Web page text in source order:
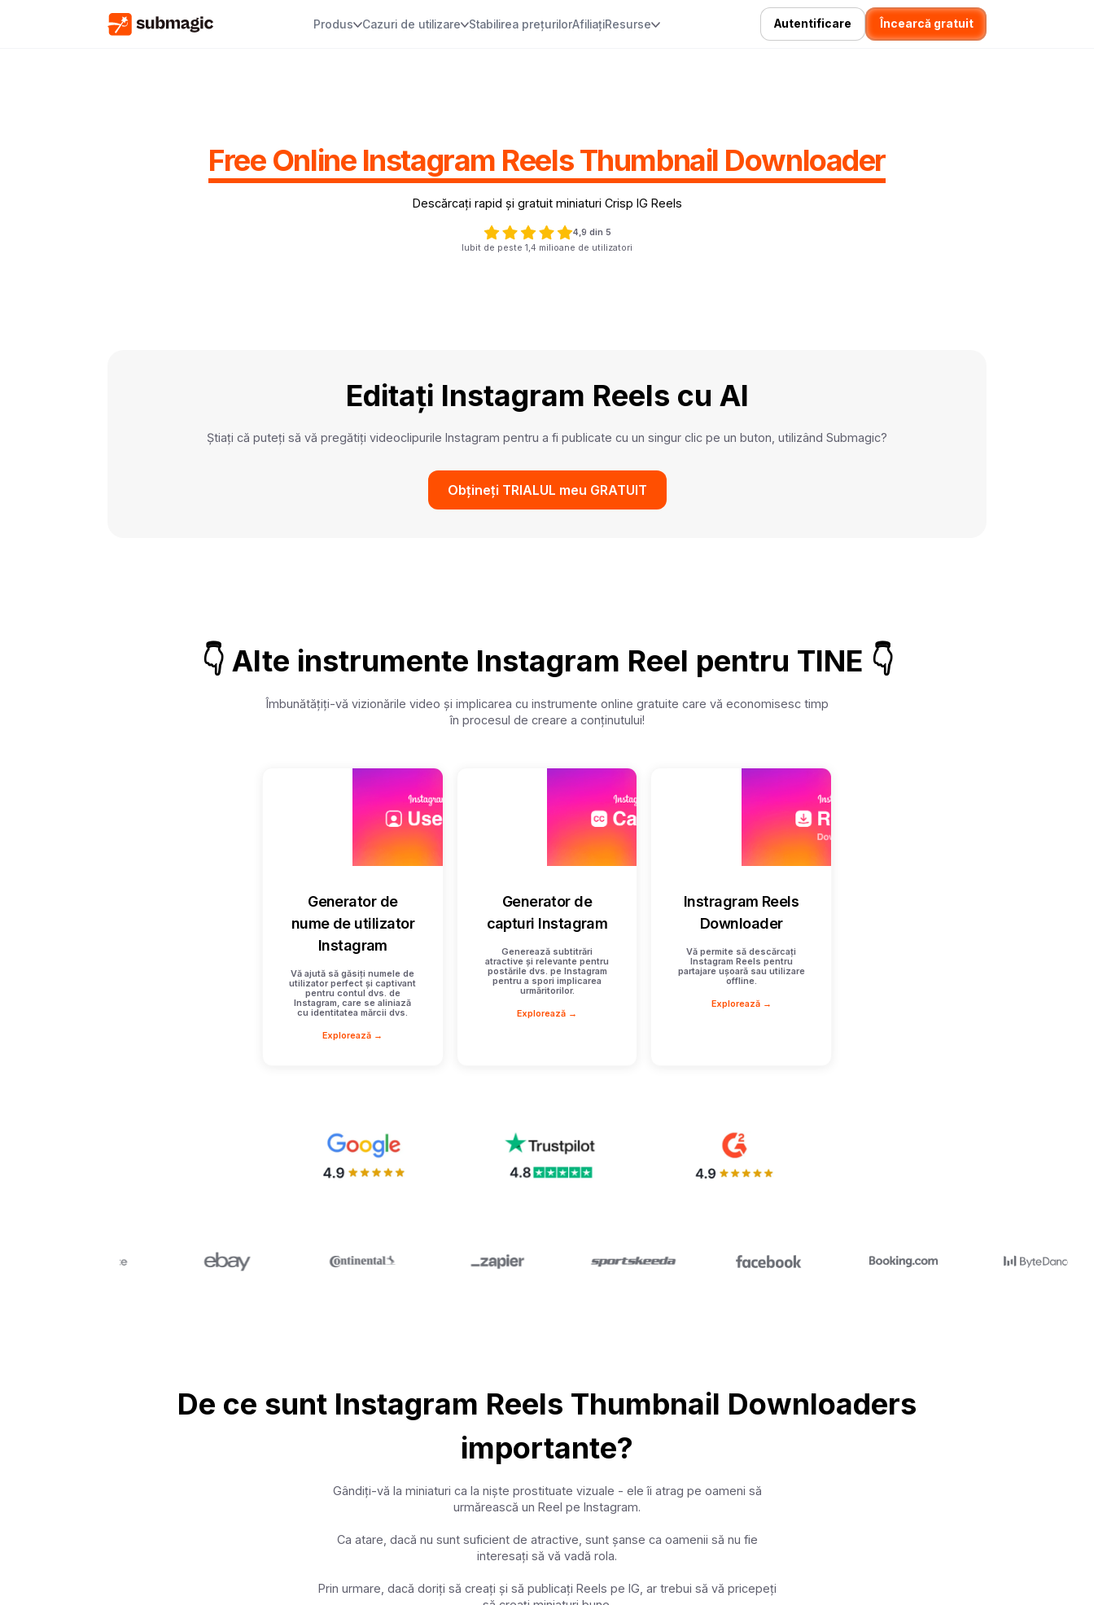
Produs Cazuri de utilizare Stabilirea prețurilorAfiliațiResurse Autentificare Încearcă gratuit
Free Online Instagram Reels Thumbnail Downloader
Descărcați rapid și gratuit miniaturi Crisp IG Reels
4,9 din 5
Iubit de peste 1,4 milioane de utilizatori
Editați Instagram Reels cu AI
Știați că puteți să vă pregătiți videoclipurile Instagram pentru a fi publicate cu un singur clic pe un buton, utilizând Submagic?
Obțineți TRIALUL meu GRATUIT
👇 Alte instrumente Instagram Reel pentru TINE 👇
Îmbunătățiți-vă vizionările video și implicarea cu instrumente online gratuite care vă economisesc timp
în procesul de creare a conținutului!
Generator de
nume de utilizator
Instagram
Vă ajută să găsiți numele de
utilizator perfect și captivant
pentru contul dvs. de
Instagram, care se aliniază
cu identitatea mărcii dvs.
Explorează →
Generator de
capturi Instagram
Generează subtitrări
atractive și relevante pentru
postările dvs. pe Instagram
pentru a spori implicarea
urmăritorilor.
Explorează →
Instragram Reels
Downloader
Vă permite să descărcați
Instagram Reels pentru
partajare ușoară sau utilizare
offline.
Explorează →
De ce sunt Instagram Reels Thumbnail Downloaders
importante?
Gândiți-vă la miniaturi ca la niște prostituate vizuale - ele îi atrag pe oameni să
urmărească un Reel pe Instagram.
Ca atare, dacă nu sunt suficient de atractive, sunt șanse ca oamenii să nu fie
interesați să vă vadă rola.
Prin urmare, dacă doriți să creați și să publicați Reels pe IG, ar trebui să vă pricepeți